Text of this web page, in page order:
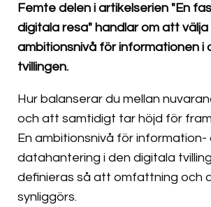
Femte delen i artikelserien "En
digitala resa" handlar om att
ambitionsnivå för informationen i
tvillingen.
Hur balanserar du mellan
och att samtidigt tar höjd för
En ambitionsnivå för information-
datahantering i den digitala
definieras så att omfattning och
synliggörs.